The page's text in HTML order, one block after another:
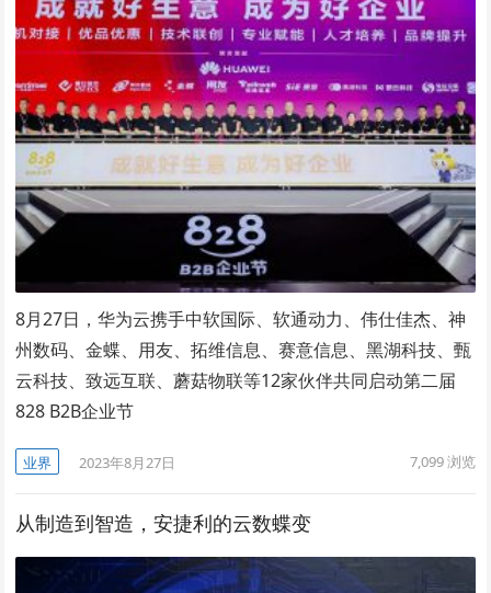
8月27日，华为云携手中软国际、软通动力、伟仕佳杰、神
州数码、金蝶、用友、拓维信息、赛意信息、黑湖科技、甄
云科技、致远互联、蘑菇物联等12家伙伴共同启动第二届
828 B2B企业节
业界 2023年8月27日 7,099浏览
从制造到智造，安捷利的云数蝶变